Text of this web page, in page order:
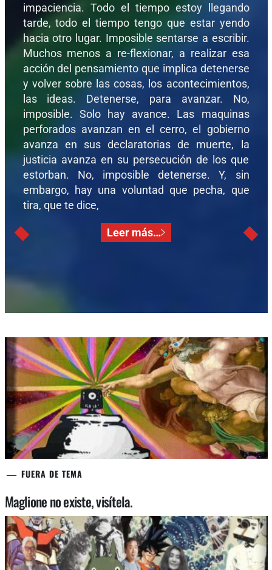
impaciencia. Todo el tiempo estoy llegando
tarde, todo el tiempo tengo que estar yendo
hacia otro lugar. Imposible sentarse a escribir.
Muchos menos a re-flexionar, a realizar esa
acción del pensamiento que implica detenerse
y volver sobre las cosas, los acontecimientos,
las ideas. Detenerse, para avanzar. No,
imposible. Solo hay avance. Las maquinas
perforados avanzan en el cerro, el gobierno
avanza en sus declaratorias de muerte, la
justicia avanza en su persecución de los que
estorban. No, imposible detenerse. Y, sin
embargo, hay una voluntad que pecha, que
tira, que te dice,
Leer más…
FUERA DE TEMA
Maglione no existe, visítela.